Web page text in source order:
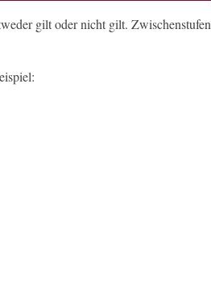
gilt oder nicht gilt. Zwischenstufen